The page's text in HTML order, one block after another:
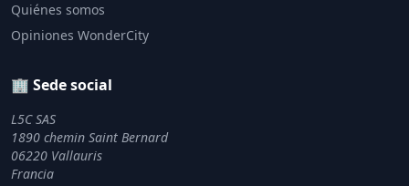
Quiénes somos
Opiniones WonderCity
🏢 Sede social
L5C SAS
1890 chemin Saint Bernard
06220 Vallauris
Francia